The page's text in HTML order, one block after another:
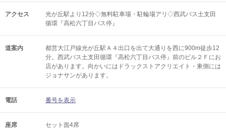
アクセス
光が丘駅より12分◇無料駐車場・駐輪場アリ◇西武バス土支田
循環『高松六丁目バス停』
道案内
都営大江戸線光が丘駅Ａ４出口を出て大通りを西に900m徒歩12
分。西武バス土支田循環『高松六丁目バス停』前のビル２Ｆにお
店があります。向かいにはドラックストアクリエイト・東側には
ジョナサンがあります。
電話 番号を表示
座席 セット面4席